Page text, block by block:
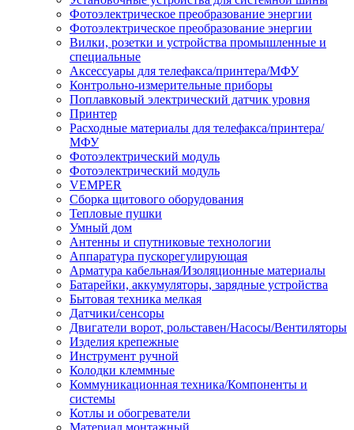
Фотоэлектрическое преобразование энергии
Фотоэлектрическое преобразование энергии
Вилки, розетки и устройства промышленные и
специальные
Аксессуары для телефакса/принтера/МФУ
Контрольно-измерительные приборы
Поплавковый электрический датчик уровня
Принтер
Расходные материалы для телефакса/принтера/
МФУ
Фотоэлектрический модуль
Фотоэлектрический модуль
VEMPER
Сборка щитового оборудования
Тепловые пушки
Умный дом
Антенны и спутниковые технологии
Аппаратура пускорегулирующая
Арматура кабельная/Изоляционные материалы
Батарейки, аккумуляторы, зарядные устройства
Бытовая техника мелкая
Датчики/сенсоры
Двигатели ворот, рольставен/Насосы/Вентиляторы
Изделия крепежные
Инструмент ручной
Колодки клеммные
Коммуникационная техника/Компоненты и
системы
Котлы и обогреватели
Материал монтажный